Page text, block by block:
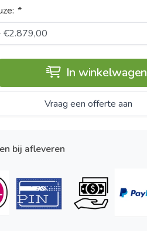
*
In winkelwagen
Vraag een offerte aan
bij afleveren